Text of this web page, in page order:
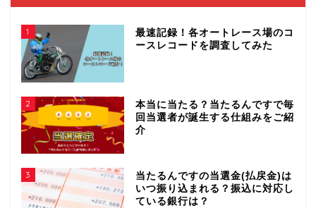
1
最速記録！各オートレース場のコ
ースレコードを調査してみた
2
本当に当たる？当たるんですで毎
回当選者が誕生する仕組みをご紹
介
3
当たるんですの当選金(払戻金)は
いつ振り込まれる？振込に対応し
ている銀行は？